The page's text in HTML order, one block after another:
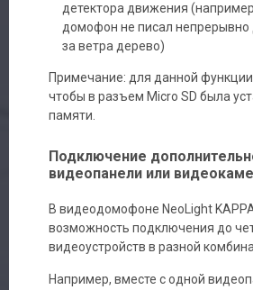
детектора движения
домофон не писал
за ветра дерево)
Примечание: для данной
чтобы в разъем Micro SD была
памяти.
Подключение
видеопанели или
В видеодомофоне NeoLight
возможность подключения до
видеоустройств в разной
Например, вместе с одной